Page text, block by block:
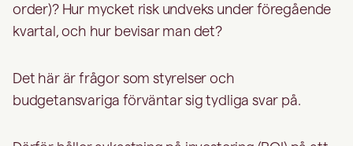
order)? Hur mycket risk undveks under föregående
kvartal, och hur bevisar man det?
Det här är frågor som styrelser och
budgetansvariga förväntar sig tydliga svar på.